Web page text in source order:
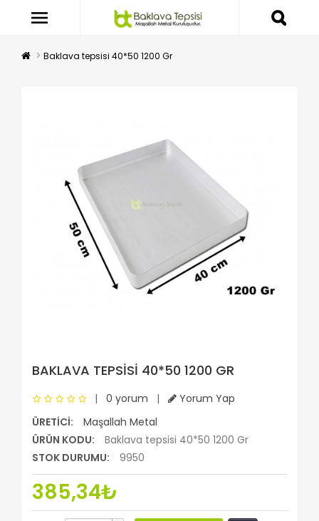
Baklava tepsisi 40*50 1200 Gr
BAKLAVA TEPSISI 40*50 1200 GR
| 0 yorum |
Yorum Yap
ÜRETICI:
Maşallah Metal
ÜRÜN KODU:
Baklava tepsisi 40*50 1200 Gr
STOK DURUMU:
9950
385,34₺